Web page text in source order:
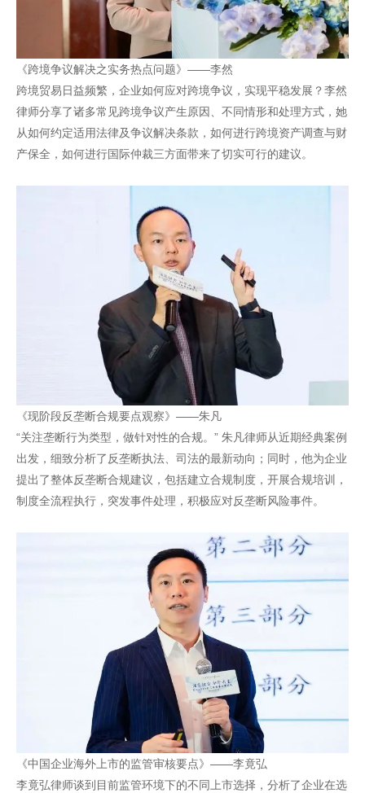
《跨境争议解决之实务热点问题》——李然
跨境贸易日益频繁，企业如何应对跨境争议，实现平稳发展？李然
律师分享了诸多常见跨境争议产生原因、不同情形和处理方式，她
从如何约定适用法律及争议解决条款，如何进行跨境资产调查与财
产保全，如何进行国际仲裁三方面带来了切实可行的建议。
《现阶段反垄断合规要点观察》——朱凡
“关注垄断行为类型，做针对性的合规。” 朱凡律师从近期经典案例
出发，细致分析了反垄断执法、司法的最新动向；同时，他为企业
提出了整体反垄断合规建议，包括建立合规制度，开展合规培训，
制度全流程执行，突发事件处理，积极应对反垄断风险事件。
《中国企业海外上市的监管审核要点》——李竟弘
李竟弘律师谈到目前监管环境下的不同上市选择，分析了企业在选